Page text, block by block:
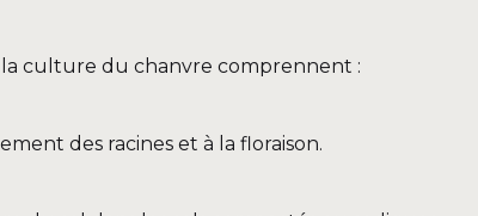
culture du chanvre comprennent :
des racines et à la floraison.